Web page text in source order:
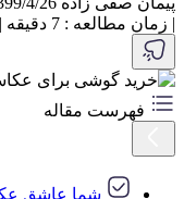
| زمان مطالعه : 7 دقیقه |
فهرست مقاله
شما عاشق